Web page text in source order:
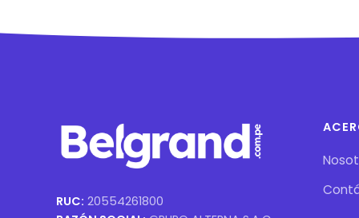
RUC: 20554261800